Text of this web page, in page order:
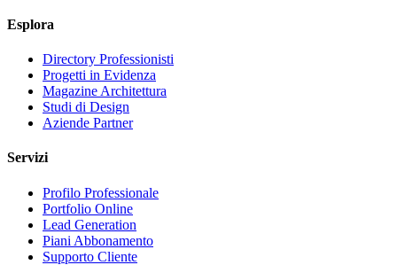
Esplora
Directory Professionisti
Progetti in Evidenza
Magazine Architettura
Studi di Design
Aziende Partner
Servizi
Profilo Professionale
Portfolio Online
Lead Generation
Piani Abbonamento
Supporto Cliente